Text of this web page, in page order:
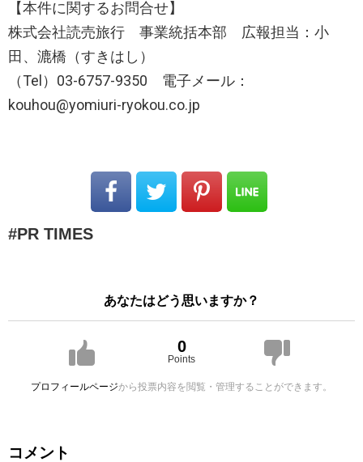
【本件に関するお問合せ】
株式会社読売旅行 事業統括本部 広報担当：小
田、漉橋（すきはし）
（Tel）03-6757-9350 電子メール：
kouhou@yomiuri-ryokou.co.jp
PR TIMES
あなたはどう思いますか？
0
Points
プロフィールページから投票内容を閲覧・管理することができます。
コメント